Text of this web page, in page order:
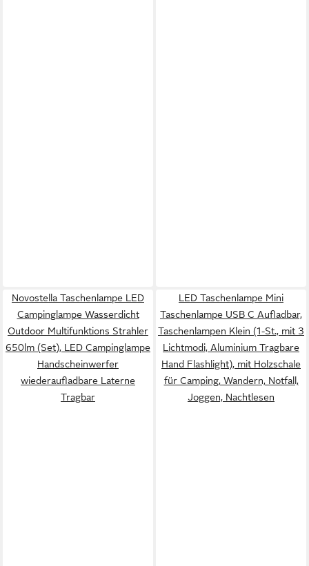
Novostella Taschenlampe LED
Campinglampe Wasserdicht
Outdoor Multifunktions Strahler
650lm (Set), LED Campinglampe
Handscheinwerfer
wiederaufladbare Laterne
Tragbar
LED Taschenlampe Mini
Taschenlampe USB C Aufladbar,
Taschenlampen Klein (1-St., mit 3
Lichtmodi, Aluminium Tragbare
Hand Flashlight), mit Holzschale
für Camping, Wandern, Notfall,
Joggen, Nachtlesen